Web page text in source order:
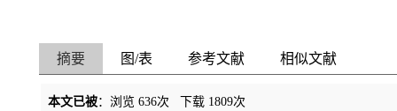
摘要 图/表 参考文献 相似文献
本文已被：浏览 636次 下载 1809次